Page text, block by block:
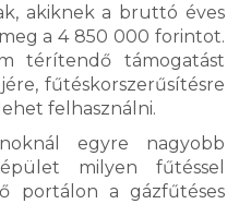
akiknek a bruttó éves
a 4 850 000 forintot.
térítendő támogatást
fűtéskorszerűsítésre
felhasználni.
egyre nagyobb
milyen fűtéssel
portálon a gázfűtéses